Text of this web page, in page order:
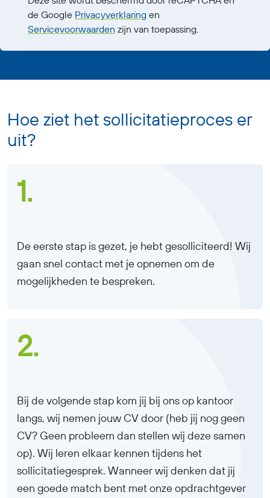
de Google Privacyverklaring en
Servicevoorwaarden zijn van toepassing.
Hoe ziet het sollicitatieproces er
uit?
1.
De eerste stap is gezet, je hebt gesolliciteerd! Wij
gaan snel contact met je opnemen om de
mogelijkheden te bespreken.
2.
Bij de volgende stap kom jij bij ons op kantoor
langs, wij nemen jouw CV door (heb jij nog geen
CV? Geen probleem dan stellen wij deze samen
op). Wij leren elkaar kennen tijdens het
sollicitatiegesprek. Wanneer wij denken dat jij
een goede match bent met onze opdrachtgever